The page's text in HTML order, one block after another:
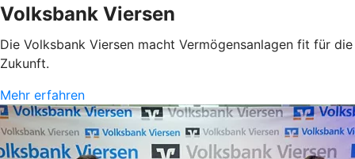
Volksbank Viersen
Die Volksbank Viersen macht Vermögensanlagen fit für die
Zukunft.
Mehr erfahren